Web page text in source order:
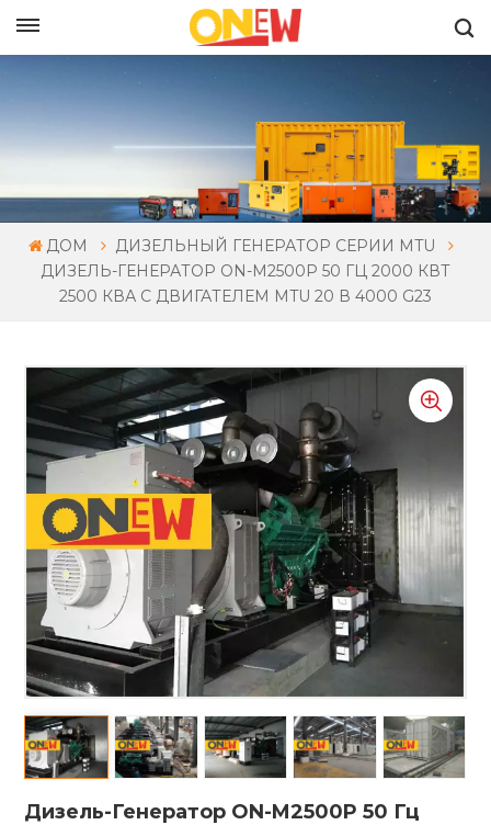
ДОМ
ДИЗЕЛЬНЫЙ ГЕНЕРАТОР СЕРИИ MTU
ДИЗЕЛЬ-ГЕНЕРАТОР ON-M2500P 50 ГЦ 2000 КВТ
2500 КВА С ДВИГАТЕЛЕМ MTU 20 В 4000 G23
Дизель-Генератор ON-M2500P 50 Гц